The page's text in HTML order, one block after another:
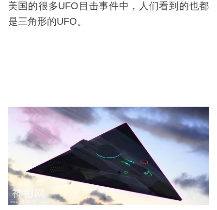
美国的很多UFO目击事件中，人们看到的也都
是三角形的UFO。